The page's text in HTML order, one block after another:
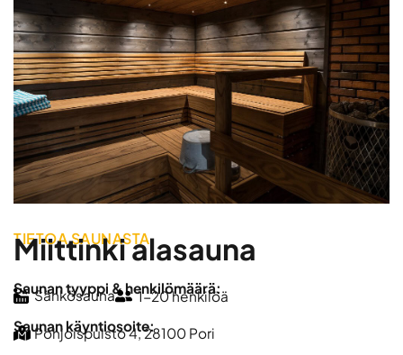
TIETOA SAUNASTA
Miittinki alasauna
Saunan tyyppi & henkilömäärä:
Sähkösauna
1-20 henkilöä
Saunan käyntiosoite:
Pohjoispuisto 4, 28100 Pori